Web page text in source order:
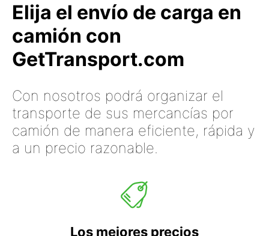
Elija el envío de carga en
camión con
GetTransport.com
Con nosotros podrá organizar el
transporte de sus mercancías por
camión de manera eficiente, rápida y
a un precio razonable.
Los mejores precios